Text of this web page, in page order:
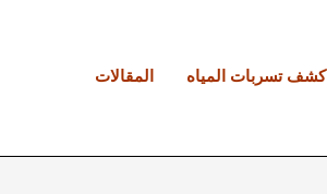
كشف تسربات المياه المقالات